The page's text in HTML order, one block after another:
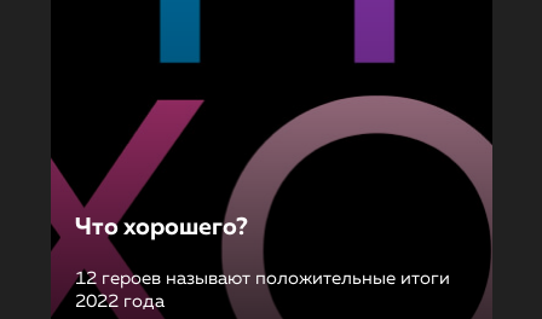
Что хорошего?
12 героев называют положительные итоги
2022 года